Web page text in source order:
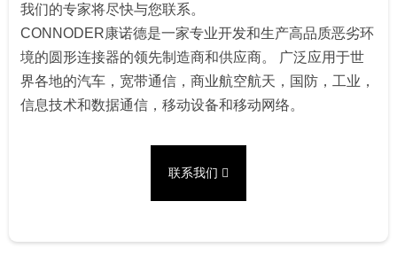
我们的专家将尽快与您联系。
CONNODER康诺德是一家专业开发和生产高品质恶劣环
境的圆形连接器的领先制造商和供应商。 广泛应用于世
界各地的汽车，宽带通信，商业航空航天，国防，工业，
信息技术和数据通信，移动设备和移动网络。
联系我们